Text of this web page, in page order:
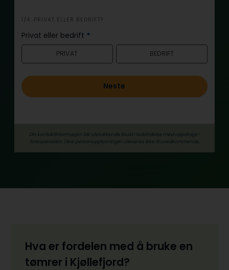
i
n
n
o
d
1/4: PRIVAT ELLER BEDRIFT?
Privat eller bedrift *
PRIVAT BEDRIFT
Neste
Din kontaktinformasjon blir utelukkende brukt i forbindelse med oppdrags­
forespørselen. Dine person­­opplysninger utleveres ikke til uvedkommende.
Hva er fordelen med å bruke en
tømrer i Kjøllefjord?